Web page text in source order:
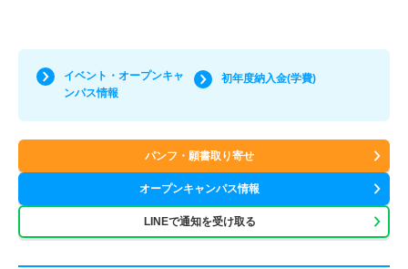
イベント・オープンキャ
ンパス情報
初年度納入金(学費)
パンフ・願書取り寄せ
オープンキャンパス情報
LINEで通知を受け取る